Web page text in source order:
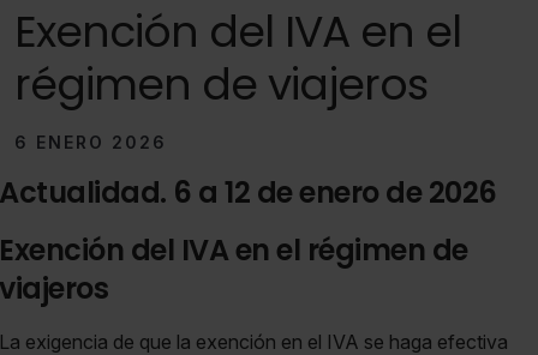
Exención del IVA en el
régimen de viajeros
6 ENERO 2026
Actualidad. 6 a 12 de enero de 2026
Exención del IVA en el régimen de
viajeros
La exigencia de que la exención en el IVA se haga efectiva